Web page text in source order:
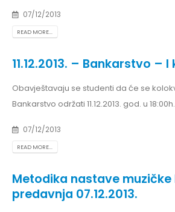
07/12/2013
READ MORE...
11.12.2013. – Bankarstvo –
Obavještavaju se studenti da će se
Bankarstvo održati 11.12.2013. god. u 18:00h.
07/12/2013
READ MORE...
Metodika nastave
predavnja 07.12.2013.